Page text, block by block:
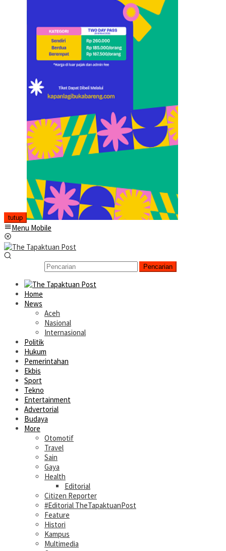
tutup
Menu Mobile
Pencarian
Home
News
Aceh
Nasional
Internasional
Politik
Hukum
Pemerintahan
Ekbis
Sport
Tekno
Entertainment
Advertorial
Budaya
More
Otomotif
Travel
Sain
Gaya
Health
Editorial
Citizen Reporter
#Editorial TheTapaktuanPost
Feature
Histori
Kampus
Multimedia